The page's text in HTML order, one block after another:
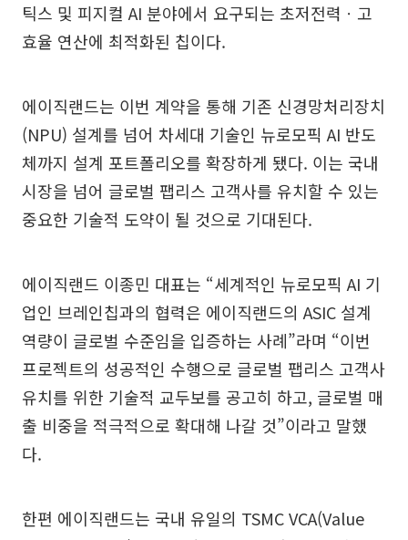
틱스 및 피지컬 AI 분야에서 요구되는 초저전력ㆍ고
효율 연산에 최적화된 칩이다.
에이직랜드는 이번 계약을 통해 기존 신경망처리장치
(NPU) 설계를 넘어 차세대 기술인 뉴로모픽 AI 반도
체까지 설계 포트폴리오를 확장하게 됐다. 이는 국내
시장을 넘어 글로벌 팹리스 고객사를 유치할 수 있는
중요한 기술적 도약이 될 것으로 기대된다.
에이직랜드 이종민 대표는 “세계적인 뉴로모픽 AI 기
업인 브레인칩과의 협력은 에이직랜드의 ASIC 설계
역량이 글로벌 수준임을 입증하는 사례”라며 “이번
프로젝트의 성공적인 수행으로 글로벌 팹리스 고객사
유치를 위한 기술적 교두보를 공고히 하고, 글로벌 매
출 비중을 적극적으로 확대해 나갈 것”이라고 말했
다.
한편 에이직랜드는 국내 유일의 TSMC VCA(Value